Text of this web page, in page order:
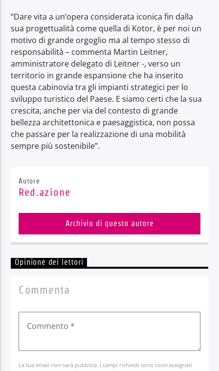
“Dare vita a un’opera considerata iconica fin dalla
sua progettualità come quella di Kotor, è per noi un
motivo di grande orgoglio ma al tempo stesso di
responsabilità – commenta Martin Leitner,
amministratore delegato di Leitner -, verso un
territorio in grande espansione che ha inserito
questa cabinovia tra gli impianti strategici per lo
sviluppo turistico del Paese. E siamo certi che la sua
crescita, anche per via del contesto di grande
bellezza architettonica e paesaggistica, non possa
che passare per la realizzazione di una mobilità
sempre più sostenibile”.
Autore
Red.azione
Archivio di questo autore
Opinione dei lettori
Commenta
La tua email non sarà pubblica. I campi richiesti sono contrassegnati